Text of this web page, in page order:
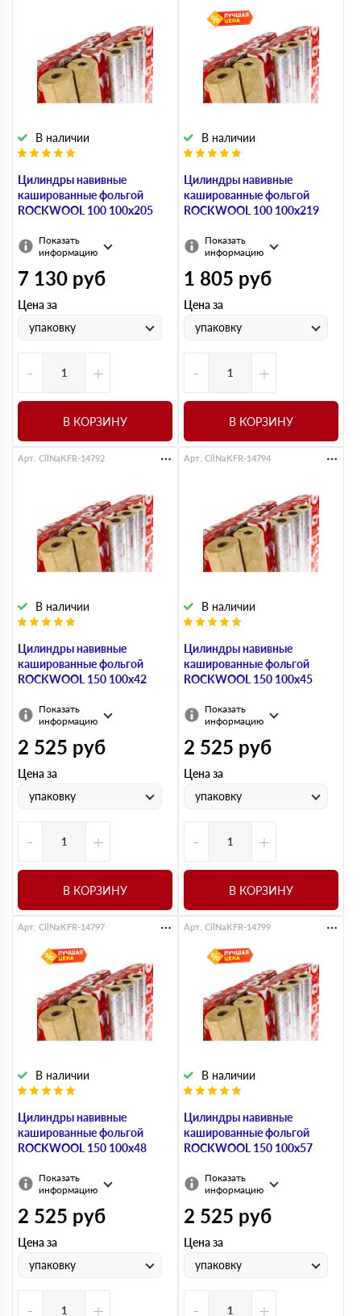
Цилиндры навивные
кашированные фольгой
ROCKWOOL 100 100х205
В наличии
Показать
информацию
7 130 руб
Цена за
упаковку
- +
В КОРЗИНУ
Цилиндры навивные
кашированные фольгой
ROCKWOOL 100 100х219
В наличии
Показать
информацию
1 805 руб
Цена за
упаковку
- +
В КОРЗИНУ
Цилиндры навивные
кашированные фольгой
ROCKWOOL 150 100х42
В наличии
Арт. CilNaKFR-14792
Показать
информацию
2 525 руб
Цена за
упаковку
- +
В КОРЗИНУ
Цилиндры навивные
кашированные фольгой
ROCKWOOL 150 100х45
В наличии
Арт. CilNaKFR-14794
Показать
информацию
2 525 руб
Цена за
упаковку
- +
В КОРЗИНУ
Цилиндры навивные
кашированные фольгой
ROCKWOOL 150 100х48
В наличии
Арт. CilNaKFR-14797
Показать
информацию
2 525 руб
Цена за
упаковку
- +
Цилиндры навивные
кашированные фольгой
ROCKWOOL 150 100х57
В наличии
Арт. CilNaKFR-14799
Показать
информацию
2 525 руб
Цена за
упаковку
- +